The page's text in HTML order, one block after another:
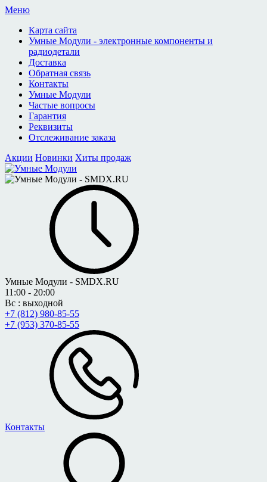
Меню
Карта сайта
Умные Модули - электронные компоненты и
радиодетали
Доставка
Обратная связь
Контакты
Умные Модули
Частые вопросы
Гарантия
Реквизиты
Отслеживание заказа
Акции Новинки Хиты продаж
Умные Модули - SMDX.RU
11:00 - 20:00
Вс : выходной
+7 (812) 980-85-55
+7 (953) 370-85-55
Контакты